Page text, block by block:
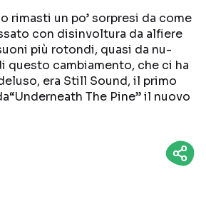
TOUR ED EVENTI
TALENT SHOW
rimasti un po’ sorpresi da come
con disinvoltura da alfiere
più rotondi, quasi da nu-
questo cambiamento, che ci ha
era Still Sound, il primo
The Pine” il nuovo